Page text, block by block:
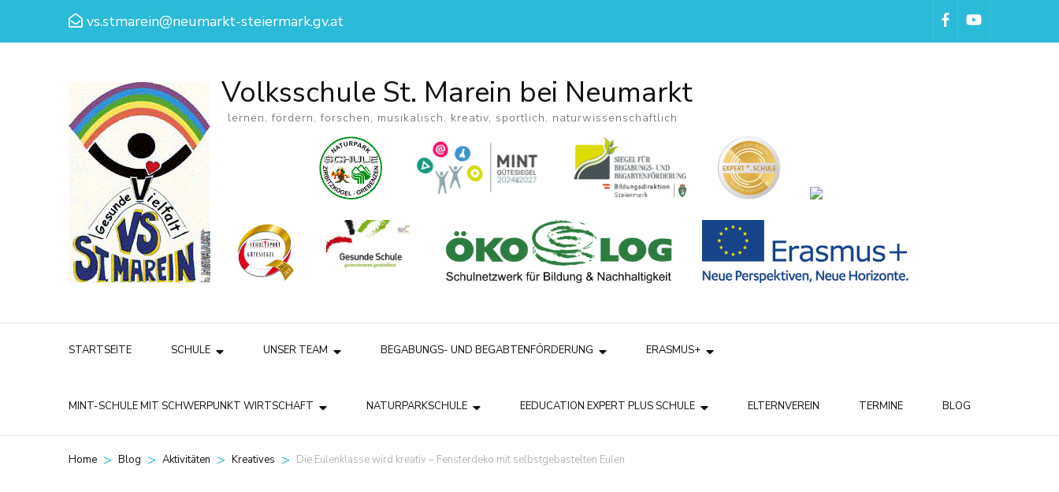
vs.stmarein@neumarkt-steiermark.gv.at
Volksschule St. Marein bei Neumarkt
lernen, fördern, forschen, musikalisch, kreativ, sportlich, naturwissenschaftlich
STARTSEITE SCHULE UNSER TEAM BEGABUNGS- UND BEGABTENFÖRDERUNG ERASMUS+
MINT-SCHULE MIT SCHWERPUNKT WIRTSCHAFT NATURPARKSCHULE EEDUCATION EXPERT PLUS SCHULE ELTERNVEREIN TERMINE BLOG
Home > Blog > Aktivitäten > Kreatives > Die Eulenklasse wird kreativ – Fensterdeko mit selbstgebastelten Eulen